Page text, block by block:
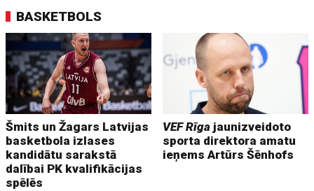
BASKETBOLS
Šmits un Žagars Latvijas
basketbola izlases
kandidātu sarakstā
dalībai PK kvalifikācijas
spēlēs
VEF Rīga jaunizveidoto
sporta direktora amatu
ieņems Artūrs Šēnhofs